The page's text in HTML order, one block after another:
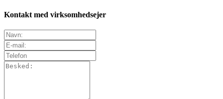
Kontakt med virksomhedsejer